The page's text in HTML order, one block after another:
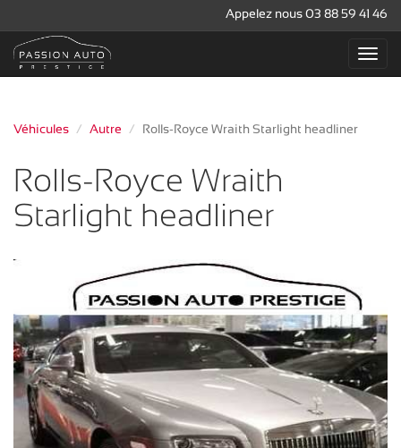
Appelez nous 03 88 59 41 46
Véhicules Autre Rolls-Royce Wraith Starlight headliner
Rolls-Royce Wraith
Starlight headliner